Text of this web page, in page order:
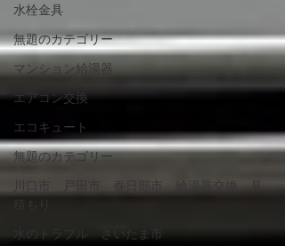
水栓金具
無題のカテゴリー
マンション給湯器
エアコン交換
エコキュート
無題のカテゴリー
川口市 戸田市 春日部市 給湯器交換 見
積もり
水のトラブル さいたま市